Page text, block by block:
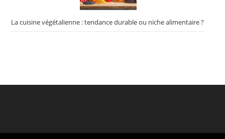
La cuisine végétalienne : tendance durable ou niche alimentaire ?